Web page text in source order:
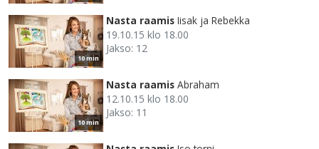
10 min
Nasta raamis Iisak ja Rebekka
19.10.15 klo 18.00
Jakso: 12
10 min
Nasta raamis Abraham
12.10.15 klo 18.00
Jakso: 11